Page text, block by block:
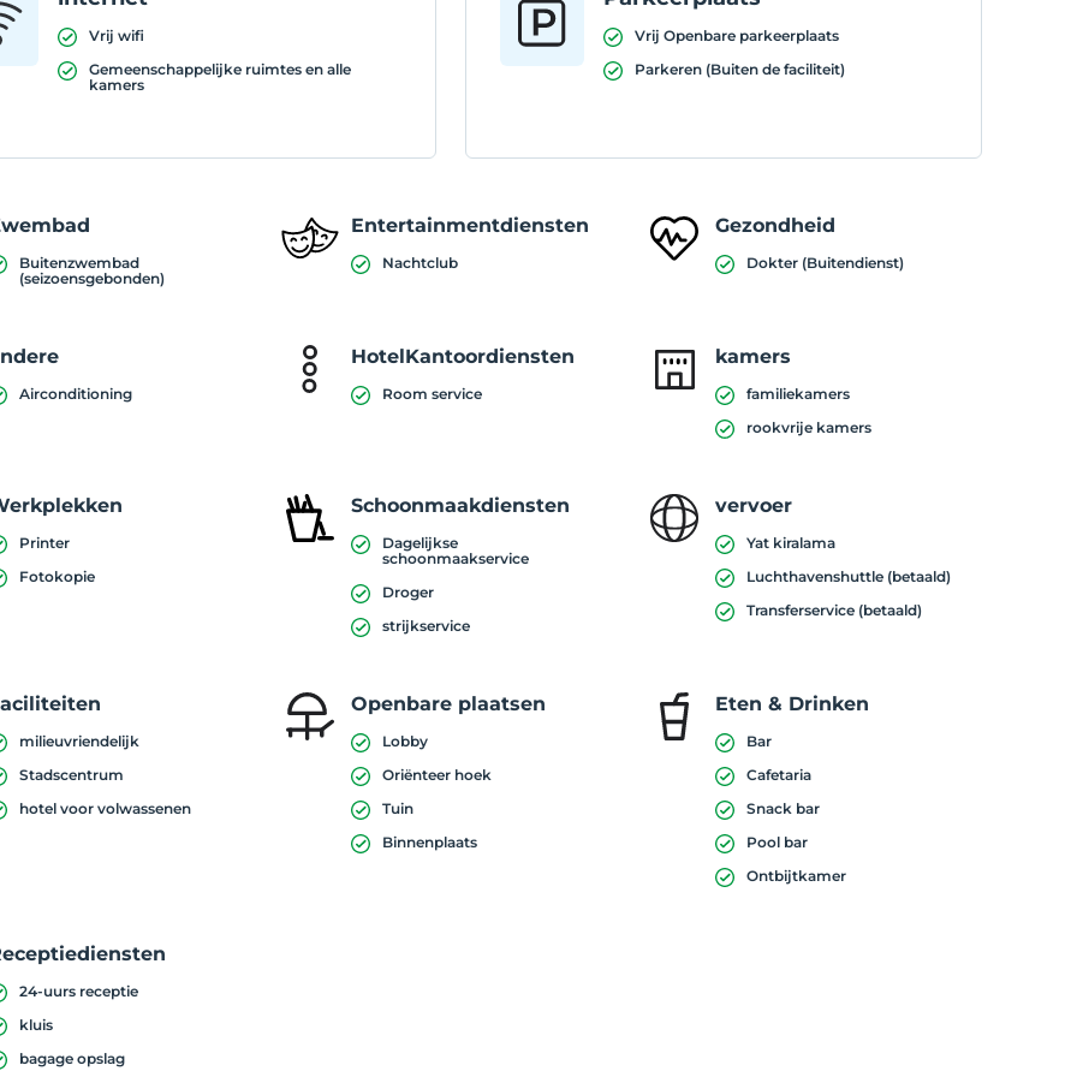
Vrij wifi
Gemeenschappelijke ruimtes en alle
kamers
Vrij Openbare parkeerplaats
Parkeren (Buiten de faciliteit)
Buitenzwembad
(seizoensgebonden)
Entertainmentdiensten
Nachtclub
Gezondheid
Dokter (Buitendienst)
Airconditioning
HotelKantoordiensten
Room service
kamers
familiekamers
rookvrije kamers
Printer
Fotokopie
Schoonmaakdiensten
Dagelijkse
schoonmaakservice
Droger
strijkservice
vervoer
Yat kiralama
Luchthavenshuttle (betaald)
Transferservice (betaald)
milieuvriendelijk
Stadscentrum
hotel voor volwassenen
Openbare plaatsen
Lobby
Oriënteer hoek
Tuin
Binnenplaats
Eten & Drinken
Bar
Cafetaria
Snack bar
Pool bar
Ontbijtkamer
24-uurs receptie
kluis
bagage opslag